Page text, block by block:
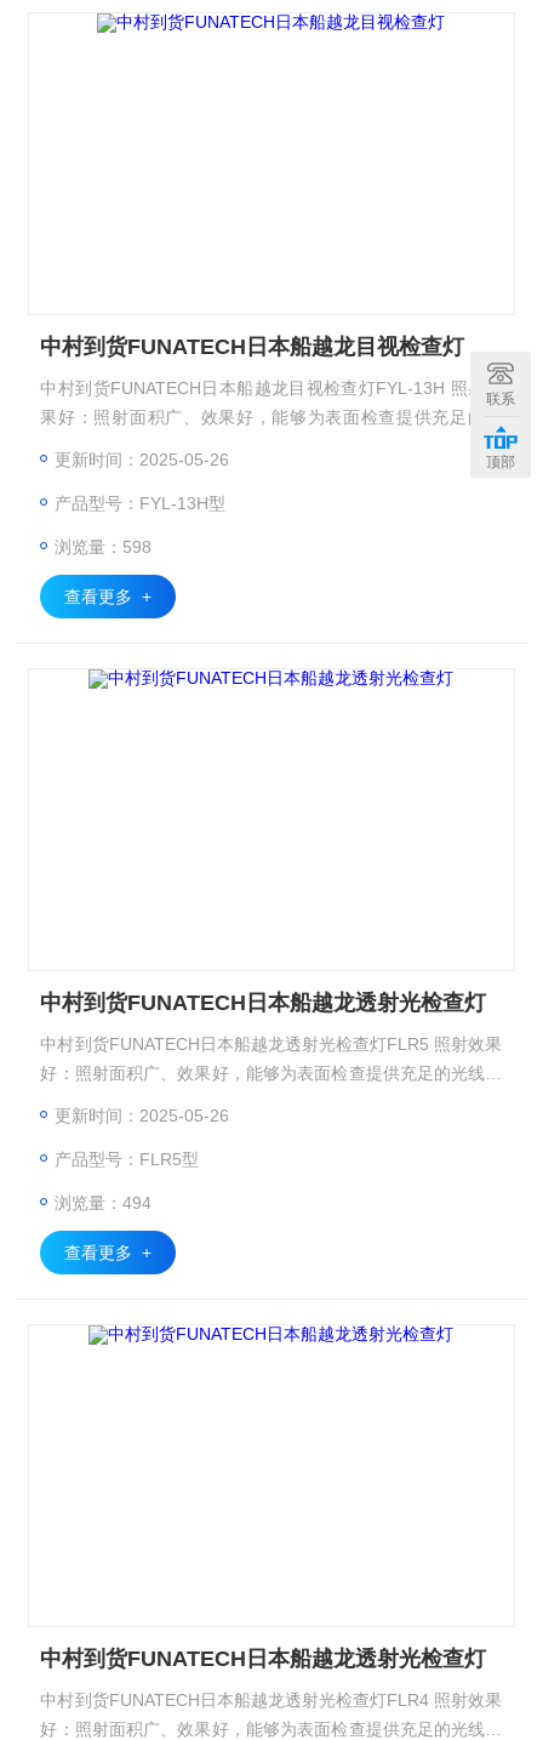
中村到货FUNATECH日本船越龙目视检查灯
中村到货FUNATECH日本船越龙目视检查灯FYL-13H 照射效
果好：照射面积广、效果好，能够为表面检查提供充足的光
更新时间：2025-05-26
产品型号：FYL-13H型
浏览量：598
查看更多 +
中村到货FUNATECH日本船越龙透射光检查灯
中村到货FUNATECH日本船越龙透射光检查灯FLR5 照射效果
好：照射面积广、效果好，能够为表面检查提供充足的光线，
更新时间：2025-05-26
产品型号：FLR5型
浏览量：494
查看更多 +
中村到货FUNATECH日本船越龙透射光检查灯
中村到货FUNATECH日本船越龙透射光检查灯FLR4 照射效果
好：照射面积广、效果好，能够为表面检查提供充足的光线，
联系
顶部